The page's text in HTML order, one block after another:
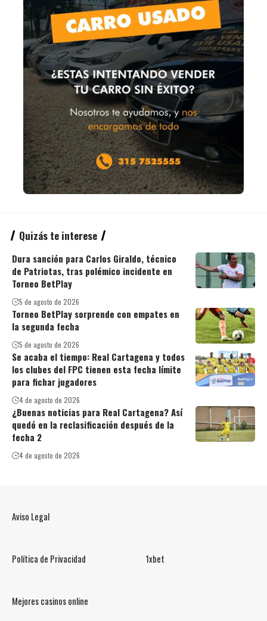
Quizás te interese
Dura sanción para Carlos Giraldo, técnico
de Patriotas, tras polémico incidente en
Torneo BetPlay
5 de agosto de 2026
Torneo BetPlay sorprende con empates en
la segunda fecha
5 de agosto de 2026
Se acaba el tiempo: Real Cartagena y todos
los clubes del FPC tienen esta fecha límite
para fichar jugadores
4 de agosto de 2026
¿Buenas noticias para Real Cartagena? Así
quedó en la reclasificación después de la
fecha 2
4 de agosto de 2026
Aviso Legal
Política de Privacidad 1xbet
Mejores casinos online